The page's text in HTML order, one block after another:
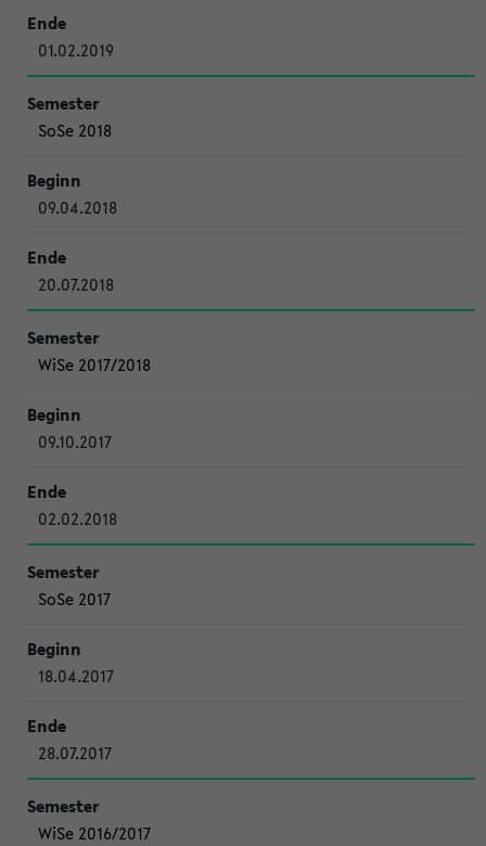
01.02.2019
SoSe 2018
09.04.2018
20.07.2018
WiSe 2017/2018
09.10.2017
02.02.2018
SoSe 2017
18.04.2017
28.07.2017
WiSe 2016/2017